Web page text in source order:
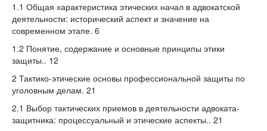
1.1 Общая характеристика этических начал в адвокатской
деятельности: исторический аспект и значение на
современном этапе. 6
1.2 Понятие, содержание и основные принципы этики
защиты.. 12
2 Тактико-этические основы профессиональной защиты по
уголовным делам. 21
2.1 Выбор тактических приемов в деятельности адвоката-
защитника: процессуальный и этические аспекты.. 21